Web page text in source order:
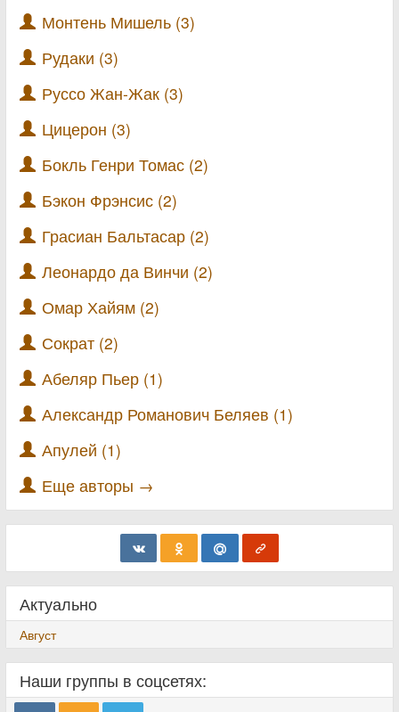
Монтень Мишель (3)
Рудаки (3)
Руссо Жан-Жак (3)
Цицерон (3)
Бокль Генри Томас (2)
Бэкон Фрэнсис (2)
Грасиан Бальтасар (2)
Леонардо да Винчи (2)
Омар Хайям (2)
Сократ (2)
Абеляр Пьер (1)
Александр Романович Беляев (1)
Апулей (1)
Еще авторы →
Актуально
Август
Наши группы в соцсетях: